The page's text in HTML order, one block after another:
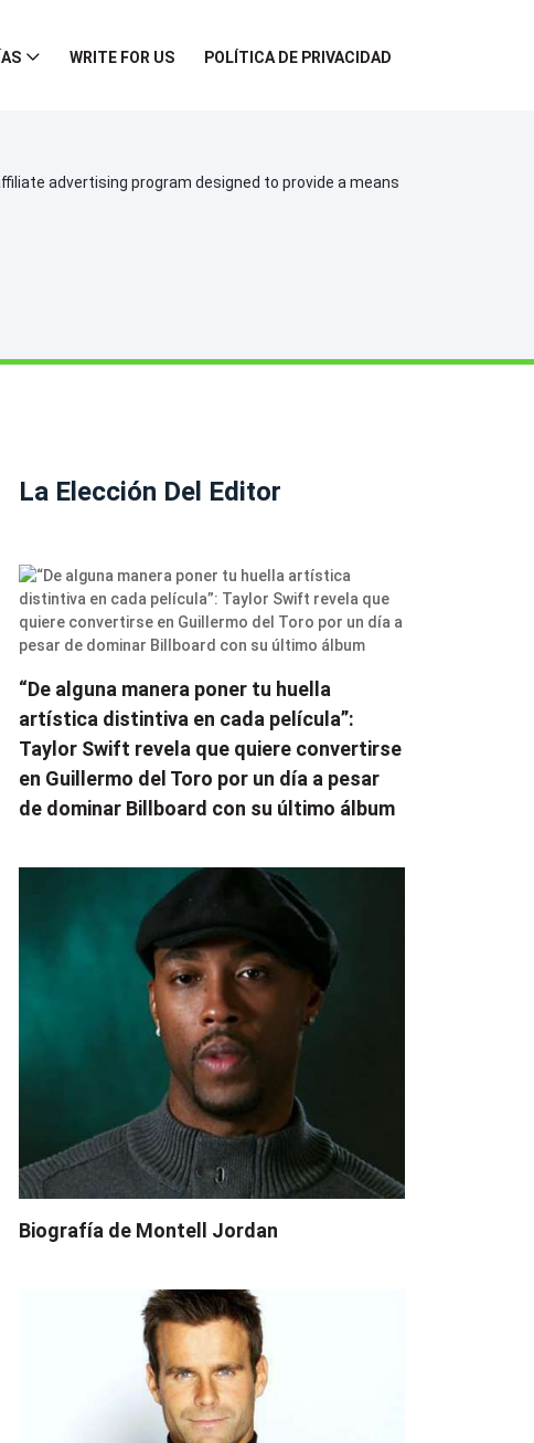
WRITE FOR US POLÍTICA DE PRIVACIDAD
advertising program designed to provide a means
La Elección Del Editor
“De alguna manera poner tu huella
artística distintiva en cada película”:
Taylor Swift revela que quiere convertirse
en Guillermo del Toro por un día a pesar
de dominar Billboard con su último álbum
Biografía de Montell Jordan